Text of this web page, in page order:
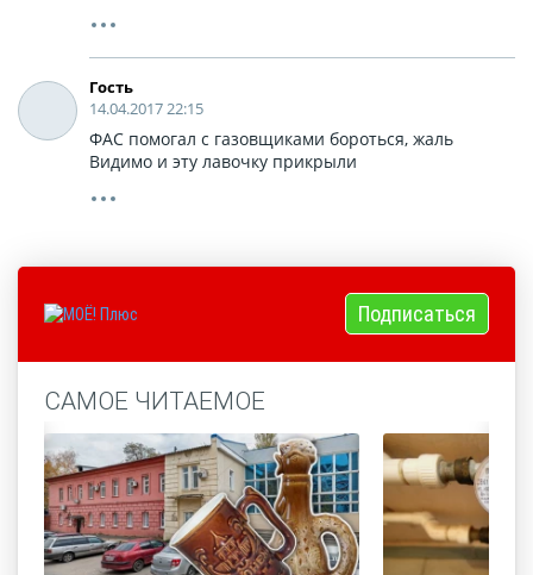
Гость
14.04.2017 22:15
ФАС помогал с газовщиками бороться, жаль
Видимо и эту лавочку прикрыли
Подписаться
САМОЕ ЧИТАЕМОЕ